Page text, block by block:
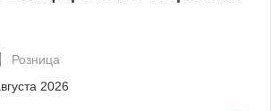
Розница
2026